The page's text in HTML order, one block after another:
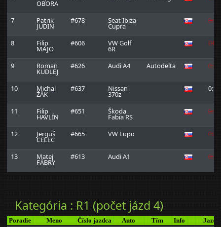
OBORA
7 Patrik
JUDIN
#678 Seat Ibiza
Cupra
8 Filip
MAJO
#606 VW Golf
6R
DNF
9 Roman
KUDLEJ
#626 Audi A4 Autodelta
10 Michal
ŽÁK
#637 Nissan
370z
11 Filip
HAVLÍN
#651 Škoda
Fabia RS
12 Jerguš
CELEC
#665 VW Lupo
13 Matej
FÁBRY
#613 Audi A1
Kategória : R1 (počet jázd 4)
Poradie Meno Číslo jazdca Auto Tím Info Jazda